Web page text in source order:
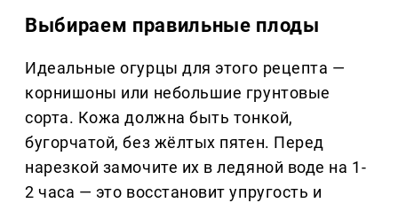
Выбираем правильные плоды
Идеальные огурцы для этого рецепта —
корнишоны или небольшие грунтовые
сорта. Кожа должна быть тонкой,
бугорчатой, без жёлтых пятен. Перед
нарезкой замочите их в ледяной воде на 1-
2 часа — это восстановит упругость и